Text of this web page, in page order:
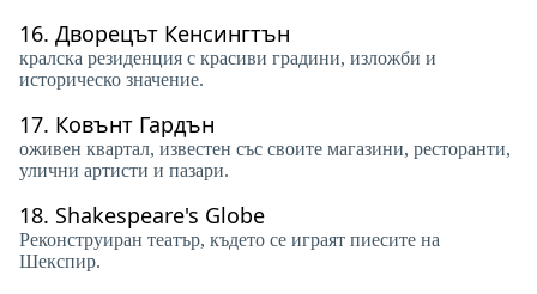
16. Дворецът Кенсингтън
кралска резиденция с красиви градини, изложби и
историческо значение.
17. Ковънт Гардън
оживен квартал, известен със своите магазини, ресторанти,
улични артисти и пазари.
18. Shakespeare's Globe
Реконструиран театър, където се играят пиесите на
Шекспир.